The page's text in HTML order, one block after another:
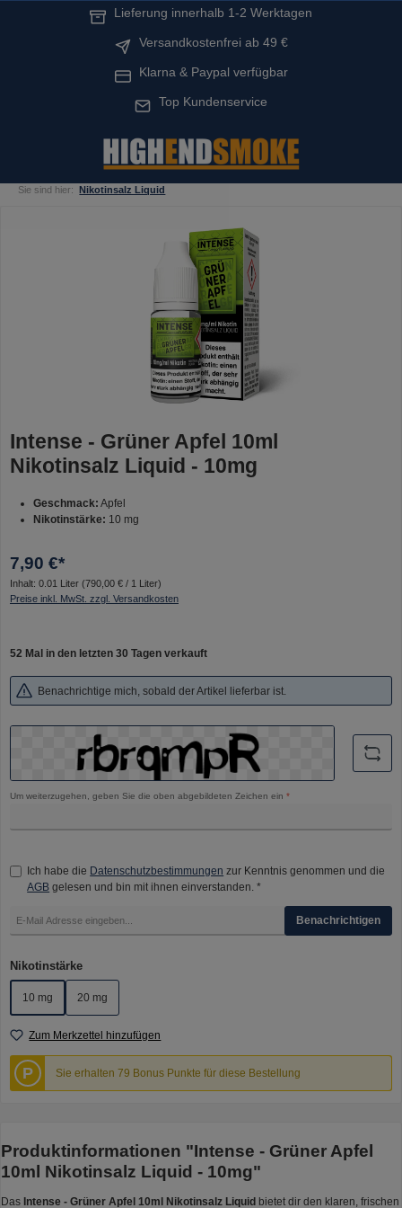
Lieferung innerhalb 1-2 Werktagen
Versandkostenfrei ab 49 €
Klarna & Paypal verfügbar
Top Kundenservice
Sie sind hier: Nikotinsalz Liquid
Intense - Grüner Apfel 10ml
Nikotinsalz Liquid - 10mg
Geschmack: Apfel
Nikotinstärke: 10 mg
7,90 €*
Inhalt: 0.01 Liter (790,00 € / 1 Liter)
Preise inkl. MwSt. zzgl. Versandkosten
52 Mal in den letzten 30 Tagen verkauft
Benachrichtige mich, sobald der Artikel lieferbar ist.
Um weiterzugehen, geben Sie die oben abgebildeten Zeichen ein *
Ich habe die Datenschutzbestimmungen zur Kenntnis genommen und die
AGB gelesen und bin mit ihnen einverstanden. *
Benachrichtigen
Nikotinstärkeauswählen
10 mg 20 mg
Zum Merkzettel hinzufügen
P Sie erhalten 79 Bonus Punkte für diese Bestellung
Produktinformationen "Intense - Grüner Apfel
10ml Nikotinsalz Liquid - 10mg"
Das Intense - Grüner Apfel 10ml Nikotinsalz Liquid bietet dir den klaren, frischen